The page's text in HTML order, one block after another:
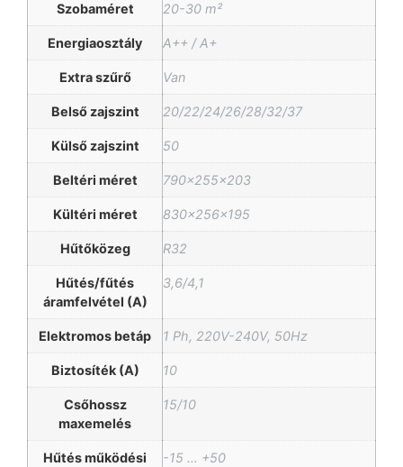
Szobaméret 20-30 m²
Energiaosztály A++ / A+
Extra szűrő Van
Belső zajszint 20/22/24/26/28/32/37
Külső zajszint 50
Beltéri méret 790x255x203
Kültéri méret 830x256x195
Hűtőközeg R32
Hűtés/fűtés
áramfelvétel (A)
3,6/4,1
Elektromos betáp 1 Ph, 220V-240V, 50Hz
Biztosíték (A) 10
Csőhossz
maxemelés
15/10
Hűtés működési
-15 … +50